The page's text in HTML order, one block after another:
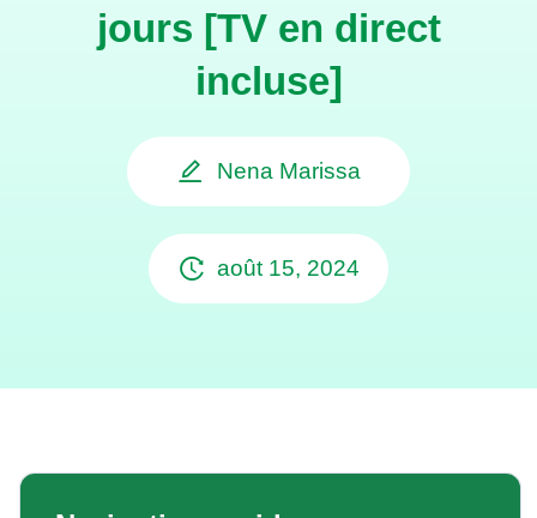
jours [TV en direct
incluse]
Nena Marissa
août 15, 2024